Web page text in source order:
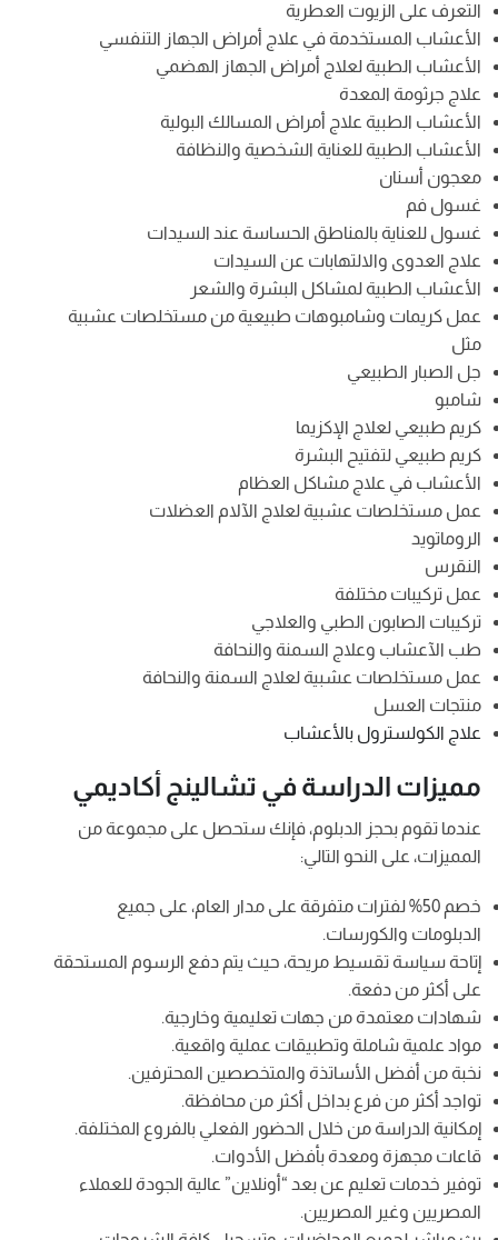
التعرف على الزيوت العطرية
الأعشاب المستخدمة في علاج أمراض الجهاز التنفسي
الأعشاب الطبية لعلاج أمراض الجهاز الهضمي
علاج جرثومة المعدة
الأعشاب الطبية علاج أمراض المسالك البولية
الأعشاب الطبية للعناية الشخصية والنظافة
معجون أسنان
غسول فم
غسول للعناية بالمناطق الحساسة عند السيدات
علاج العدوى والالتهابات عن السيدات
الأعشاب الطبية لمشاكل البشرة والشعر
عمل كريمات وشامبوهات طبيعية من مستخلصات عشبية
مثل
جل الصبار الطبيعي
شامبو
كريم طبيعي لعلاج الإكزيما
كريم طبيعي لتفتيح البشرة
الأعشاب في علاج مشاكل العظام
عمل مستخلصات عشبية لعلاج الآلام العضلات
الروماتويد
النقرس
عمل تركيبات مختلفة
تركيبات الصابون الطبي والعلاجي
طب الآعشاب وعلاج السمنة والنحافة
عمل مستخلصات عشبية لعلاج السمنة والنحافة
منتجات العسل
علاج الكولسترول بالأعشاب
مميزات الدراسة في تشالينج أكاديمي
عندما تقوم بحجز الدبلوم، فإنك ستحصل على مجموعة من
المميزات، على النحو التالي:
خصم 50% لفترات متفرقة على مدار العام، على جميع
الدبلومات والكورسات.
إتاحة سياسة تقسيط مريحة، حيث يتم دفع الرسوم المستحقة
على أكثر من دفعة.
شهادات معتمدة من جهات تعليمية وخارجية.
مواد علمية شاملة وتطبيقات عملية واقعية.
نخبة من أفضل الأساتذة والمتخصصين المحترفين.
تواجد أكثر من فرع بداخل أكثر من محافظة.
إمكانية الدراسة من خلال الحضور الفعلي بالفروع المختلفة.
قاعات مجهزة ومعدة بأفضل الأدوات.
توفير خدمات تعليم عن بعد “أونلاين” عالية الجودة للعملاء
المصريين وغير المصريين.